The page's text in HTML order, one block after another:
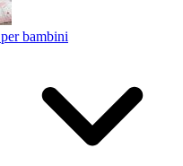
bambini